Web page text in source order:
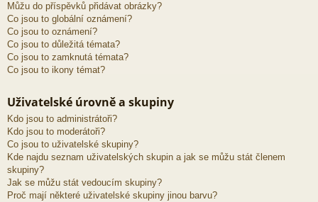
Můžu do příspěvků přidávat obrázky?
Co jsou to globální oznámení?
Co jsou to oznámení?
Co jsou to důležitá témata?
Co jsou to zamknutá témata?
Co jsou to ikony témat?
Uživatelské úrovně a skupiny
Kdo jsou to administrátoři?
Kdo jsou to moderátoři?
Co jsou to uživatelské skupiny?
Kde najdu seznam uživatelských skupin a jak se můžu stát členem
skupiny?
Jak se můžu stát vedoucím skupiny?
Proč mají některé uživatelské skupiny jinou barvu?